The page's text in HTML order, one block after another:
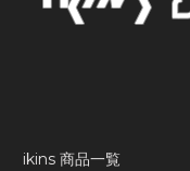
ikins 商品一覧